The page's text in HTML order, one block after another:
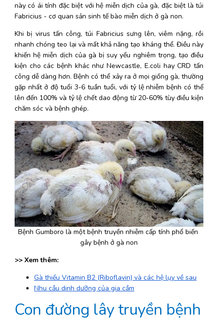
này có ái tính đặc biệt với hệ miễn dịch của gà, đặc biệt là túi
Fabricius - cơ quan sản sinh tế bào miễn dịch ở gà non.
Khi bị virus tấn công, túi Fabricius sưng lên, viêm nặng, rồi
nhanh chóng teo lại và mất khả năng tạo kháng thể. Điều này
khiến hệ miễn dịch của gà bị suy yếu nghiêm trọng, tạo điều
kiện cho các bệnh khác như Newcastle, E.coli hay CRD tấn
công dễ dàng hơn. Bệnh có thể xảy ra ở mọi giống gà, thường
gặp nhất ở độ tuổi 3-6 tuần tuổi, với tỷ lệ nhiễm bệnh có thể
lên đến 100% và tỷ lệ chết dao động từ 20-60% tùy điều kiện
chăm sóc và bệnh ghép.
Bệnh Gumboro là một bệnh truyền nhiễm cấp tính phổ biến
gây bệnh ở gà non
>> Xem thêm:
Gà thiếu Vitamin B2 (Riboflavin) và các hệ lụy về sau
Nhu cầu dinh dưỡng của gia cầm
Con đường lây truyền bệnh